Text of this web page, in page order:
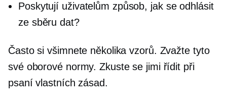
Poskytují uživatelům způsob, jak se odhlásit
ze sběru dat?
Často si všimnete několika vzorů. Zvažte tyto
své oborové normy. Zkuste se jimi řídit při
psaní vlastních zásad.